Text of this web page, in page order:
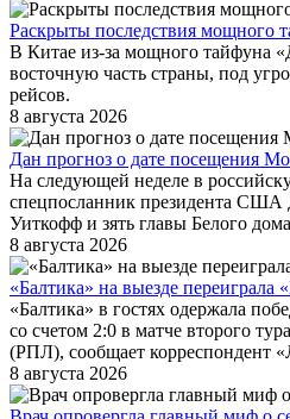
Раскрыты последствия мощного
В Китае из-за мощного тайфуна
восточную часть страны, под
рейсов.
8 августа 2026
Дан прогноз о дате посещения
На следующей неделе в
спецпосланник президента США
Уиткофф и зять главы Белого
8 августа 2026
«Балтика» на выезде переиграла
«Балтика» в гостях одержала
со счетом 2:0 в матче второго
(РПЛ), сообщает корреспондент
8 августа 2026